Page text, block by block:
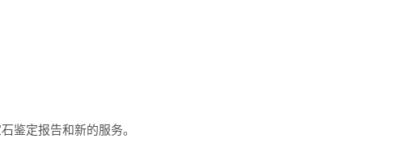
鉴定报告和新的服务。